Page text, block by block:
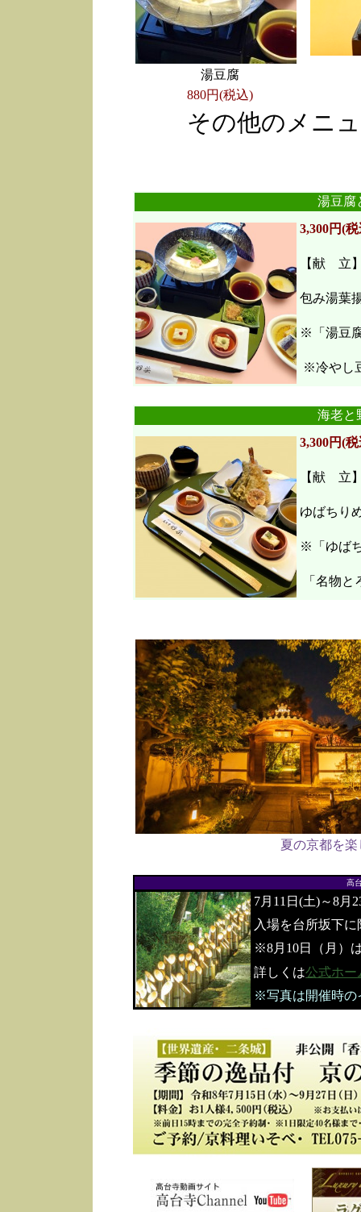
湯豆腐
880円(税込)
その他のメニ
湯豆腐
3,300円(
【献 立
包み湯葉
※「湯豆
※冷やし
海老
3,300円(
【献 立
ゆばちり
※「ゆば
「名物と
夏の京都を
高
7月11日(土)～8月
入場を台所坂下
※8月10日（月）
詳しくは公式ホー
※写真は開催時の